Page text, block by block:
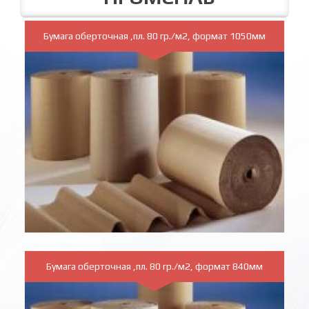
Бумага оберточная ,пл. 80 гр./м2, формат 1050мм
Бумага оберточная ,пл. 80 гр./м2, формат 840мм